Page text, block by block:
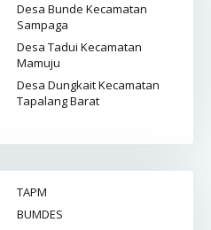
Desa Bunde Kecamatan
Sampaga
Desa Tadui Kecamatan
Mamuju
Desa Dungkait Kecamatan
Tapalang Barat
TAPM
BUMDES